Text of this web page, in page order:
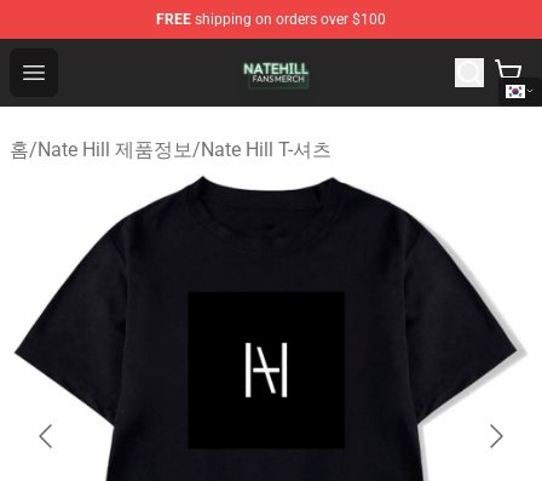
FREE shipping on orders over $100
Open menu
Nate Hill Shop - Official Nate Hill Merchandise Store
홈/Nate Hill 제품정보/Nate Hill T-셔츠